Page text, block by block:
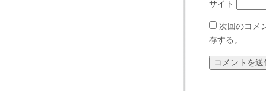
サイト
次回のコメ
存する。